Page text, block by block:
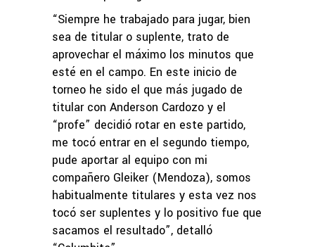
“Siempre he trabajado para jugar, bien
sea de titular o suplente, trato de
aprovechar el máximo los minutos que
esté en el campo. En este inicio de
torneo he sido el que más jugado de
titular con Anderson Cardozo y el
“profe” decidió rotar en este partido,
me tocó entrar en el segundo tiempo,
pude aportar al equipo con mi
compañero Gleiker (Mendoza), somos
habitualmente titulares y esta vez nos
tocó ser suplentes y lo positivo fue que
sacamos el resultado”, detalló